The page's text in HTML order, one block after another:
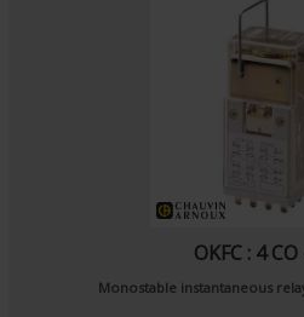
OKFC : 4
Monostable instantaneous